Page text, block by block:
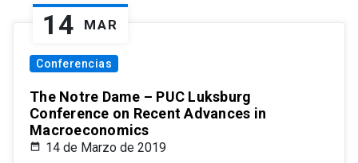
14 MAR
Conferencias
The Notre Dame – PUC Luksburg
Conference on Recent Advances in
Macroeconomics
14 de Marzo de 2019